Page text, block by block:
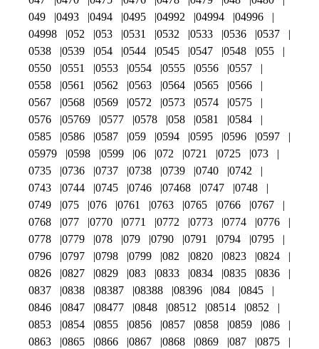
049
0493 0494 0495 04992 04994
04996
04998
052 053 0531 0532 0533 0536
0537
0538
0539 054 0544 0545 0547 0548
055
0550
0551 0553 0554 0555 0556
0557
0558
0561 0562 0563 0564 0565
0566
0567
0568 0569 0572 0573 0574
0575
0576
05769 0577 0578 058 0581
0584
0585
0586 0587 059 0594 0595 0596
0597
05979
0598 0599 06 072 0721 0725
073
0735
0736 0737 0738 0739 0740
0742
0743
0744 0745 0746 07468 0747
0748
0749
075 076 0761 0763 0765 0766
0767
0768
077 0770 0771 0772 0773 0774
0776
0778
0779 078 079 0790 0791 0794
0795
0796
0797 0798 0799 082 0820 0823
0824
0826
0827 0829 083 0833 0834 0835
0836
0837
0838 08387 08388 08396 084
0845
0846
0847 08477 0848 08512 08514
0852
0853
0854 0855 0856 0857 0858 0859
086
0863
0865 0866 0867 0868 0869 087
0875